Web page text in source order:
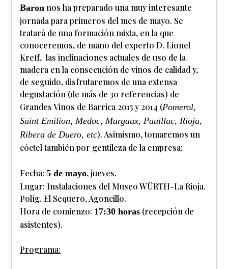
Baron nos ha preparado una muy interesante
jornada para primeros del mes de mayo. Se
tratará de una formación mixta, en la que
conoceremos, de mano del experto D. Lionel
Kreff, las inclinaciones actuales de uso de la
madera en la consecución de vinos de calidad y,
de seguido, disfrutaremos de una extensa
degustación (de más de 30 referencias) de
Grandes Vinos de Barrica 2015 y 2014 (Pomerol,
Saint Emilion, Medoc, Margaux, Pauillac, Rioja,
Ribera de Duero, etc). Asimismo, tomaremos un
cóctel también por gentileza de la empresa:
Fecha: 5 de mayo, jueves.
Lugar: Instalaciones del Museo WÜRTH-La Rioja.
Políg. El Sequero, Agoncillo.
Hora de comienzo: 17:30 horas (recepción de
asistentes).
Programa: